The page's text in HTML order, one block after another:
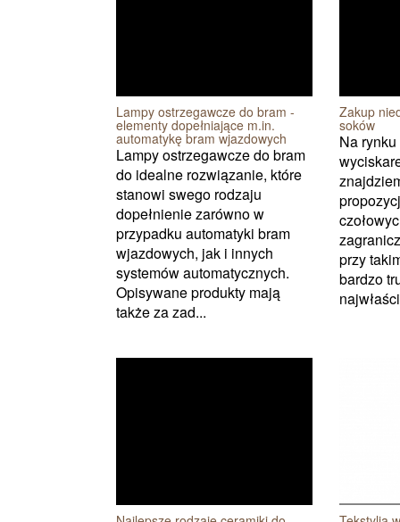
Lampy ostrzegawcze do bram -
elementy dopełniające m.in.
automatykę bram wjazdowych
Lampy ostrzegawcze do bram
do idealne rozwiązanie, które
stanowi swego rodzaju
dopełnienie zarówno w
przypadku automatyki bram
wjazdowych, jak i innych
systemów automatycznych.
Opisywane produkty mają
także za zad...
Zakup
soków
Na
przy
bardzo